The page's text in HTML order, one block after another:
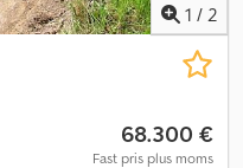
1 / 2
68.300 €
Fast pris plus moms